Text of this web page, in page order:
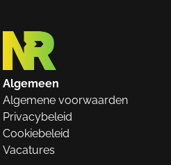
Algemeen
Algemene voorwaarden
Privacybeleid
Cookiebeleid
Vacatures